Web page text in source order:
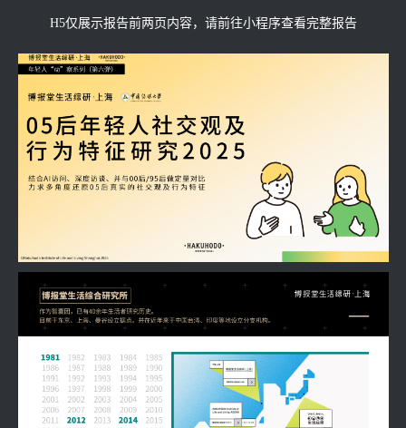
H5仅展示报告前两页内容，请前往小程序查看完整报告